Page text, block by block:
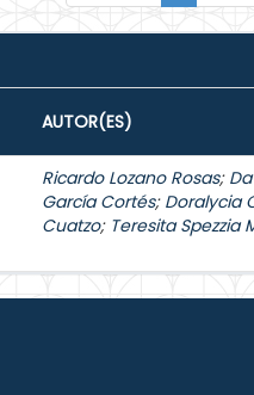
AUTOR(ES)
Ricardo Lozano Rosas;
García Cortés; Doralycia
Cuatzo; Teresita Spezzia